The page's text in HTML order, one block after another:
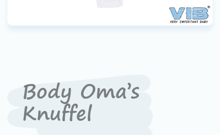
Devenir un revendeur
Body Oma’s
Knuffel